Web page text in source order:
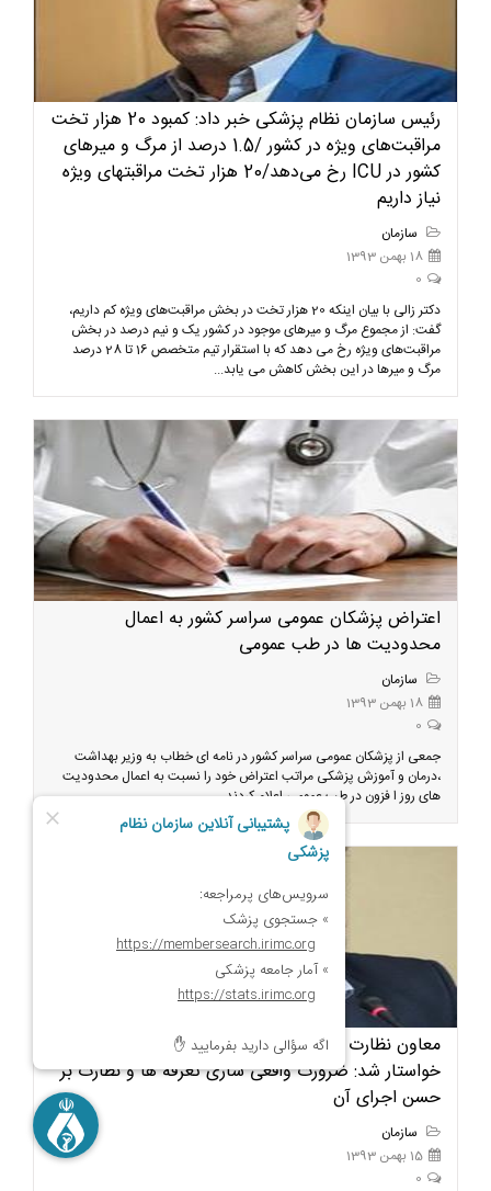
رئیس سازمان نظام پزشکی خبر داد: کمبود 20 هزار تخت
مراقبت‌های ویژه در کشور /1.5 درصد از مرگ و میرهای
کشور در ICU رخ می‌دهد/20 هزار تخت مراقبتهای ویژه
نیاز داریم
سازمان
18 بهمن 1393
0
دکتر زالی با بیان اینکه 20 هزار تخت در بخش مراقبت‌های ویژه کم داریم،
گفت: از مجموع مرگ و میرهای موجود در کشور یک و نیم درصد در بخش
مراقبت‌های ویژه رخ می دهد که با استقرار تیم متخصص 16 تا 28 درصد
مرگ و میرها در این بخش کاهش می یابد...
اعتراض پزشکان عمومی سراسر کشور به اعمال
محدودیت ها در طب عمومی
سازمان
18 بهمن 1393
0
جمعی از پزشکان عمومی سراسر کشور در نامه ای خطاب به وزیر بهداشت
،درمان و آموزش پزشکی مراتب اعتراض خود را نسبت به اعمال محدودیت
های روز ا فزون در طب عمومی اعلام کردند.
معاون نظارت و برنامه ریزی سازمان نظام پزشکی
خواستار شد: ضرورت واقعی سازی تعرفه ها و نظارت بر
حسن اجرای آن
سازمان
15 بهمن 1393
0